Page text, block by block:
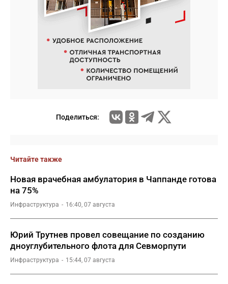
Поделиться:
Читайте также
Новая врачебная амбулатория в Чаппанде готова
на 75%
Инфраструктура 16:40, 07 августа
Юрий Трутнев провел совещание по созданию
дноуглубительного флота для Севморпути
Инфраструктура 15:44, 07 августа